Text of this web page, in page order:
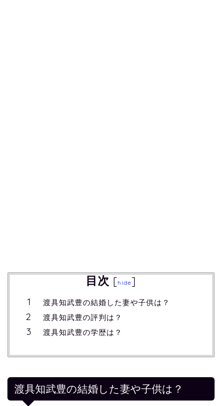
目次 [hide]
渡具知武豊の結婚した妻や子供は？
渡具知武豊の評判は？
渡具知武豊の学歴は？
渡具知武豊の結婚した妻や子供は？